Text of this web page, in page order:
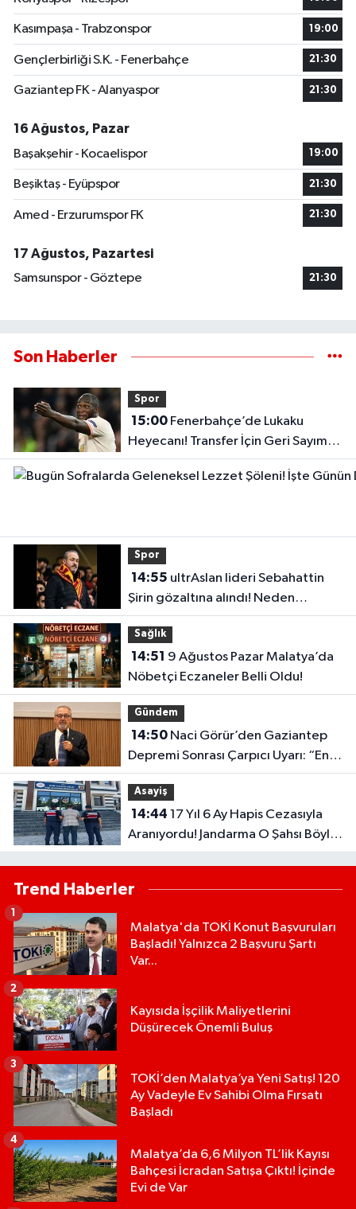
Kasımpaşa - Trabzonspor 19:00
Gençlerbirliği S.K. - Fenerbahçe 21:30
Gaziantep FK - Alanyaspor 21:30
16 Ağustos, Pazar
Başakşehir - Kocaelispor
19:00
Beşiktaş - Eyüpspor 21:30
Amed - Erzurumspor FK 21:30
17 Ağustos, Pazartesi
Samsunspor - Göztepe
21:30
Son Haberler
Spor
15:00Fenerbahçe’de Lukaku
Heyecanı! Transfer İçin Geri Sayım
Başladı
Spor
14:55
Şirin gözaltına alındı! Neden
gözaltına alındığı belli oldu
Sağlık
14:51
Nöbetçi Eczaneler Belli Oldu!
Gündem
14:50Naci Görür’den Gaziantep
Depremi Sonrası Çarpıcı Uyarı: “En
kesin Çözüm Bu”
Asayiş
14:44
Aranıyordu! Jandarma O Şahsı Böyle
Yakaladı
Trend Haberler
Malatya'da TOKİ Konut Başvuruları
Başladı! Yalnızca 2 Başvuru Şartı
Var...
1
Kayısıda İşçilik Maliyetlerini
Düşürecek Önemli Buluş
2
TOKİ’den Malatya’ya Yeni Satış! 120
Ay Vadeyle Ev Sahibi Olma Fırsatı
Başladı
3
Malatya’da 6,6 Milyon TL’lik Kayısı
Bahçesi İcradan Satışa Çıktı! İçinde
Evi de Var
4